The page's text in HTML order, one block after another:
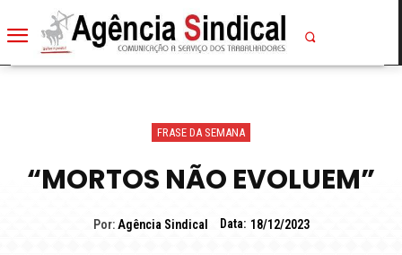
FRASE DA SEMANA
“MORTOS NÃO EVOLUEM”
Por: Agência Sindical Data: 18/12/2023